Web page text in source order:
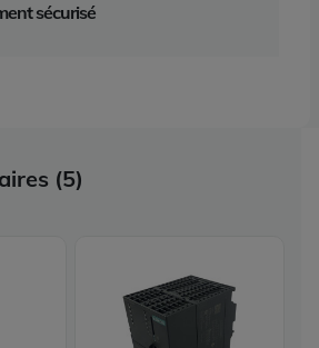
sécurisé
(5)